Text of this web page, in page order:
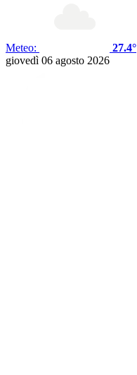
Meteo:
27.4°
giovedì 06 agosto 2026